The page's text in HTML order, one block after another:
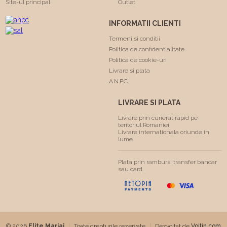
Site-ul principal
Outlet
INFORMATII CLIENTI
Termeni si conditii
Politica de confidentialitate
Politica de cookie-uri
Livrare si plata
A.N.P.C.
LIVRARE SI PLATA
Livrare prin curierat rapid pe
teritoriul Romaniei
Livrare internationala oriunde in
lume
Plata prin ramburs, transfer bancar
sau card.